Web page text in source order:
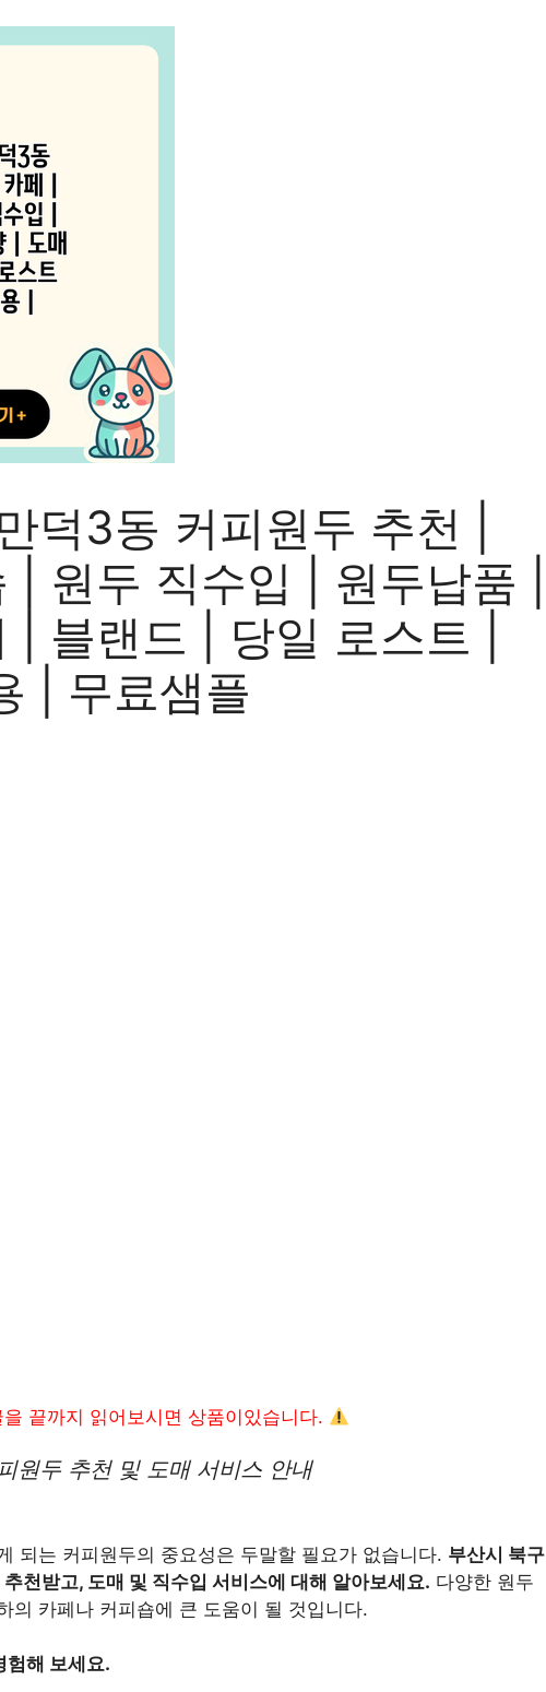
덕3동 커피원두 추천 |
원두 직수입 | 원두납품 |
블랜드 | 당일 로스트 |
| 무료샘플
을 끝까지 읽어보시면 상품이있습니다.
원두 추천 및 도매 서비스 안내
되는 커피원두의 중요성은 두말할 필요가 없습니다. 부산시 북구
천받고, 도매 및 직수입 서비스에 대해 알아보세요. 다양한 원두
의 카페나 커피숍에 큰 도움이 될 것입니다.
험해 보세요.